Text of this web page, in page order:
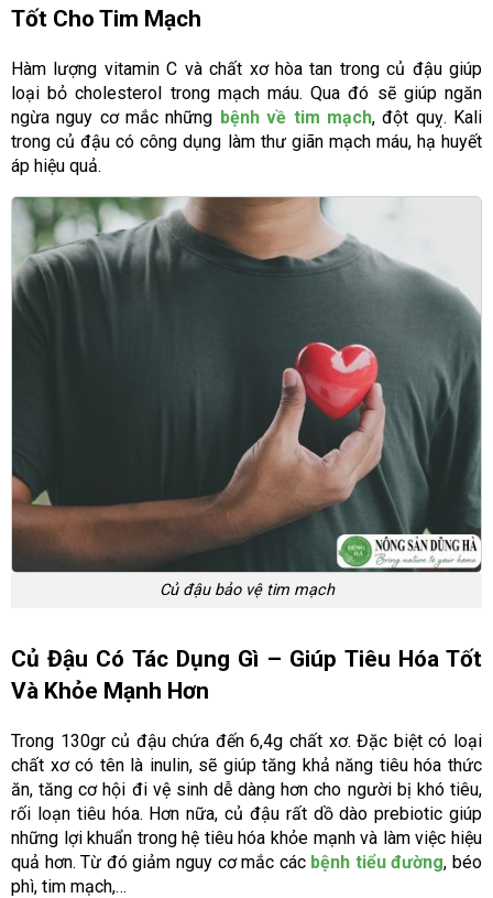
Tốt Cho Tim Mạch
Hàm lượng vitamin C và chất xơ hòa tan trong củ đậu giúp
loại bỏ cholesterol trong mạch máu. Qua đó sẽ giúp ngăn
ngừa nguy cơ mắc những bệnh về tim mạch, đột quỵ. Kali
trong củ đậu có công dụng làm thư giãn mạch máu, hạ huyết
áp hiệu quả.
Củ đậu bảo vệ tim mạch
Củ Đậu Có Tác Dụng Gì – Giúp Tiêu Hóa Tốt
Và Khỏe Mạnh Hơn
Trong 130gr củ đậu chứa đến 6,4g chất xơ. Đặc biệt có loại
chất xơ có tên là inulin, sẽ giúp tăng khả năng tiêu hóa thức
ăn, tăng cơ hội đi vệ sinh dễ dàng hơn cho người bị khó tiêu,
rối loạn tiêu hóa. Hơn nữa, củ đậu rất dồ dào prebiotic giúp
những lợi khuẩn trong hệ tiêu hóa khỏe mạnh và làm việc hiệu
quả hơn. Từ đó giảm nguy cơ mắc các bệnh tiểu đường, béo
phì, tim mạch,…